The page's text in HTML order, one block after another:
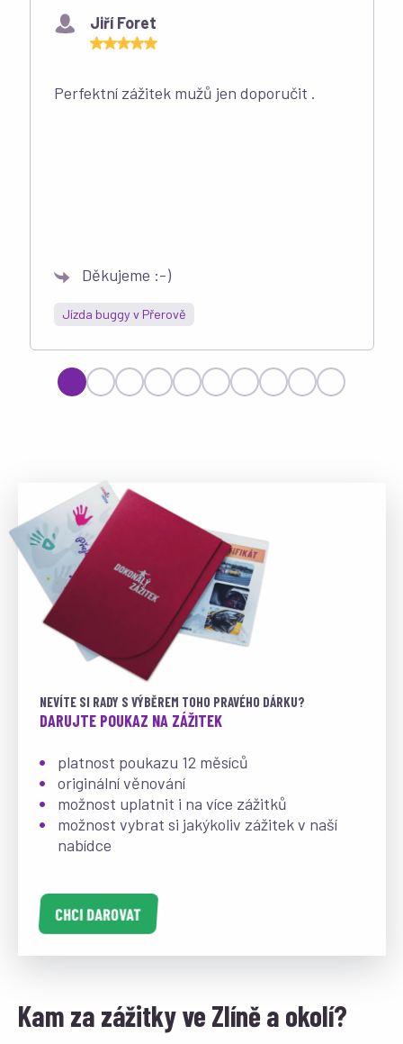
Jiří Foret
Perfektní zážitek mužů jen doporučit .
Děkujeme :-)
Jízda buggy v Přerově
NEVÍTE SI RADY S VÝBĚREM TOHO PRAVÉHO DÁRKU?
DARUJTE POUKAZ NA ZÁŽITEK
platnost poukazu 12 měsíců
originální věnování
možnost uplatnit i na více zážitků
možnost vybrat si jakýkoliv zážitek v naší
nabídce
CHCI DAROVAT
Kam za zážitky ve Zlíně a okolí?